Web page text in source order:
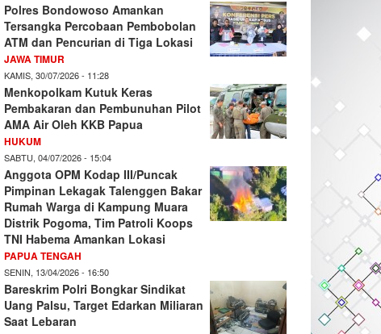
Polres Bondowoso Amankan
Tersangka Percobaan Pembobolan
ATM dan Pencurian di Tiga Lokasi
JAWA TIMUR
KAMIS, 30/07/2026 - 11:28
Menkopolkam Kutuk Keras
Pembakaran dan Pembunuhan Pilot
AMA Air Oleh KKB Papua
HUKUM
SABTU, 04/07/2026 - 15:04
Anggota OPM Kodap III/Puncak
Pimpinan Lekagak Talenggen Bakar
Rumah Warga di Kampung Muara
Distrik Pogoma, Tim Patroli Koops
TNI Habema Amankan Lokasi
PAPUA TENGAH
SENIN, 13/04/2026 - 16:50
Bareskrim Polri Bongkar Sindikat
Uang Palsu, Target Edarkan Miliaran
Saat Lebaran